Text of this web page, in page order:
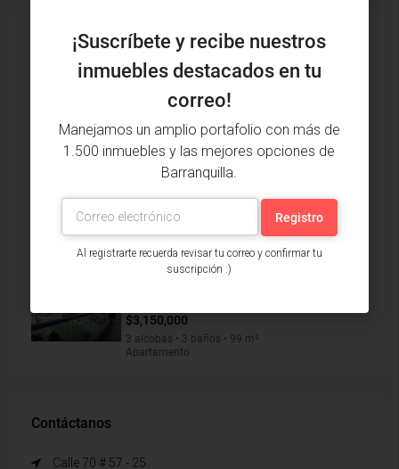
Inmuebles vistos recientemente
Apartamento Venta, Alameda Del Rio,
Barranquilla (29969)
3 alcobas • 2 baños • 58 m²
Apartamento
Apartamento Arriendo, Ciudad Jardín,
Barranquilla (31672)
$1,450,000
3 alcobas • 2 baños • 92 m²
Apartamento
$3,150,000
3 alcobas • 3 baños • 99 m²
Apartamento
Contáctanos
Calle 70 # 57 - 25
¡Suscríbete y recibe nuestros
inmuebles destacados en tu
correo!
Manejamos un amplio portafolio con más de
1.500 inmuebles y las mejores opciones de
Barranquilla.
Al registrarte recuerda revisar tu correo y confirmar tu
suscripción :)